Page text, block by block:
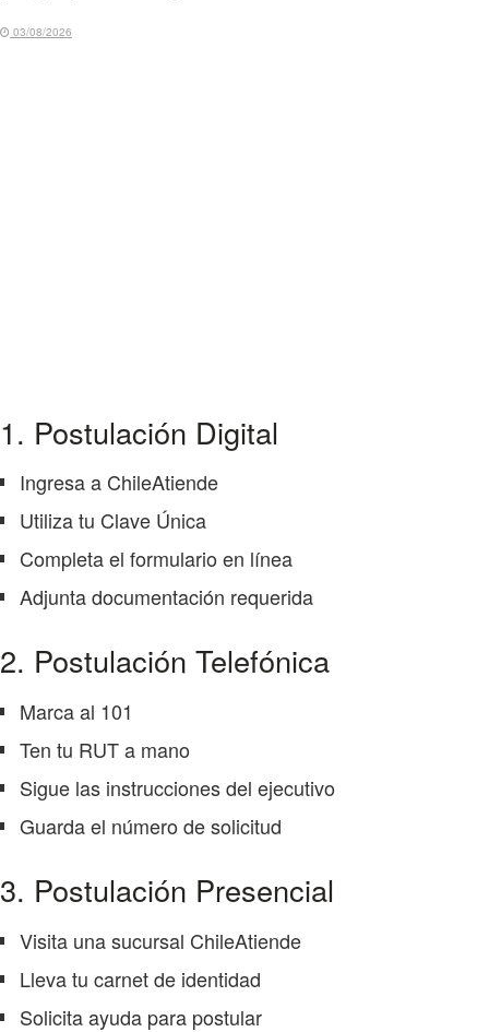
03/08/2026
1. Postulación Digital
Ingresa a ChileAtiende
Utiliza tu Clave Única
Completa el formulario en línea
Adjunta documentación requerida
2. Postulación Telefónica
Marca al 101
Ten tu RUT a mano
Sigue las instrucciones del ejecutivo
Guarda el número de solicitud
3. Postulación Presencial
Visita una sucursal ChileAtiende
Lleva tu carnet de identidad
Solicita ayuda para postular